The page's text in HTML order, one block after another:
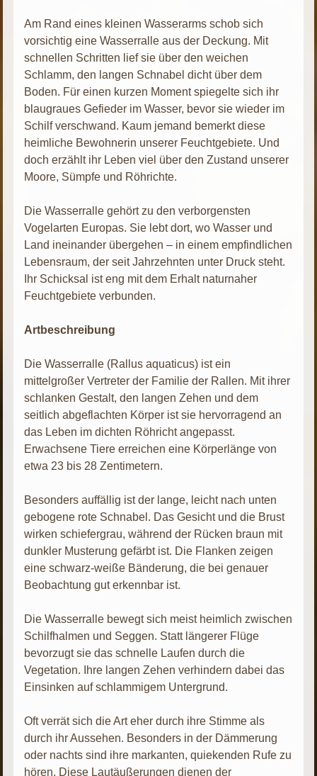
Am Rand eines kleinen Wasserarms schob sich
vorsichtig eine Wasserralle aus der Deckung. Mit
schnellen Schritten lief sie über den weichen
Schlamm, den langen Schnabel dicht über dem
Boden. Für einen kurzen Moment spiegelte sich ihr
blaugraues Gefieder im Wasser, bevor sie wieder im
Schilf verschwand. Kaum jemand bemerkt diese
heimliche Bewohnerin unserer Feuchtgebiete. Und
doch erzählt ihr Leben viel über den Zustand unserer
Moore, Sümpfe und Röhrichte.
Die Wasserralle gehört zu den verborgensten
Vogelarten Europas. Sie lebt dort, wo Wasser und
Land ineinander übergehen – in einem empfindlichen
Lebensraum, der seit Jahrzehnten unter Druck steht.
Ihr Schicksal ist eng mit dem Erhalt naturnaher
Feuchtgebiete verbunden.
Artbeschreibung
Die Wasserralle (Rallus aquaticus) ist ein
mittelgroßer Vertreter der Familie der Rallen. Mit ihrer
schlanken Gestalt, den langen Zehen und dem
seitlich abgeflachten Körper ist sie hervorragend an
das Leben im dichten Röhricht angepasst.
Erwachsene Tiere erreichen eine Körperlänge von
etwa 23 bis 28 Zentimetern.
Besonders auffällig ist der lange, leicht nach unten
gebogene rote Schnabel. Das Gesicht und die Brust
wirken schiefergrau, während der Rücken braun mit
dunkler Musterung gefärbt ist. Die Flanken zeigen
eine schwarz-weiße Bänderung, die bei genauer
Beobachtung gut erkennbar ist.
Die Wasserralle bewegt sich meist heimlich zwischen
Schilfhalmen und Seggen. Statt längerer Flüge
bevorzugt sie das schnelle Laufen durch die
Vegetation. Ihre langen Zehen verhindern dabei das
Einsinken auf schlammigem Untergrund.
Oft verrät sich die Art eher durch ihre Stimme als
durch ihr Aussehen. Besonders in der Dämmerung
oder nachts sind ihre markanten, quiekenden Rufe zu
hören. Diese Lautäußerungen dienen der